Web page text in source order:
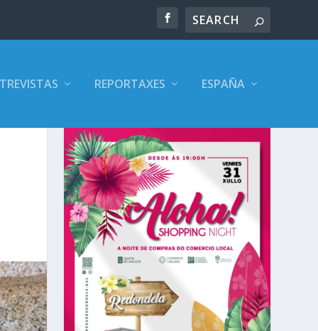
REPORTAXES ESPAÑA